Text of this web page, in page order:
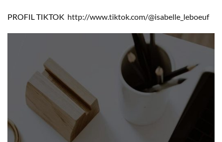
PROFIL TIKTOK http://www.tiktok.com/@isabelle_leboeuf